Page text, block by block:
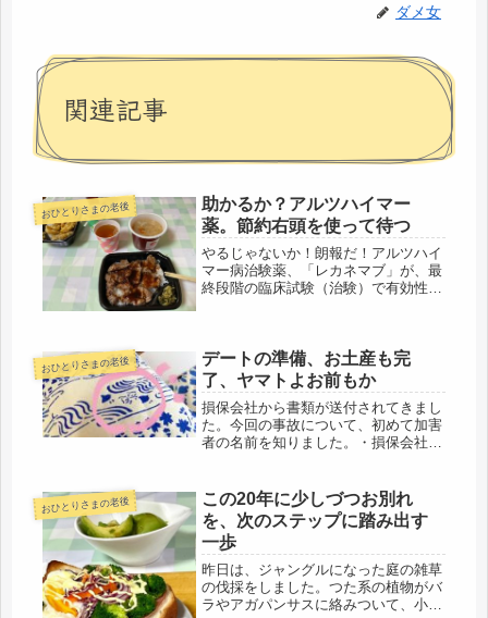
ダメ女
関連記事
おひとりさまの老後
助かるか？アルツハイマー
薬。節約右頭を使って待つ
やるじゃないか！朗報だ！アルツハイ
マー病治験薬、「レカネマブ」が、最
終段階の臨床試験（治験）で有効性を
れに、間に合うかが、微妙なところだ
け...
おひとりさまの老後
デートの準備、お土産も完
了、ヤマトよお前もか
損保会社から書類が送付されてきまし
た。今回の事故について、初めて加害
者の名前を知りました。・損保会社発
確認すると、治療が終わり、一件落着
になった時点で返送するようです。う
っ...
おひとりさまの老後
この20年に少しづつお別れ
を、次のステップに踏み出す
一歩
昨日は、ジャングルになった庭の雑草
の伐採をしました。つた系の植物がバ
ラやアガパンサスに絡みついて、小山